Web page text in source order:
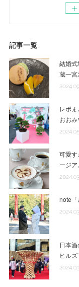
記事一覧
結婚
蔵一
レポ
おお
可愛
ージア
note「
日本
ヒル